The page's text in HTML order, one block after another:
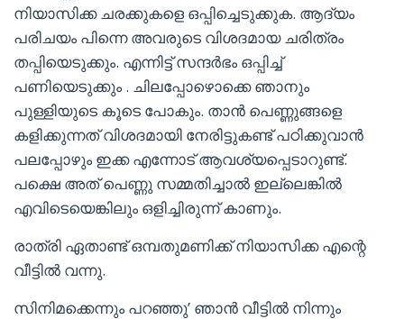
നിയാസിക്ക ചരക്കുകളെ ഒപ്പിച്ചെടുക്കുക. ആദ്യം
പരിചയം പിന്നെ അവരുടെ വിശദമായ ചരിത്രം
തപ്പിയെടുക്കും. എന്നിട്ട് സന്ദർഭം ഒപ്പിച്ച്
പണിയെടുക്കും . ചിലപ്പോഴൊക്കെ ഞാനും
പുള്ളിയുടെ കൂടെ പോകും. താൻ പെണ്ണുങ്ങളെ
കളിക്കുന്നത് വിശദമായി നേരിട്ടുകണ്ട് പഠിക്കുവാൻ
പലപ്പോഴും ഇക്ക എന്നോട് ആവശ്യപ്പെടാറുണ്ട്.
പക്ഷെ അത് പെണ്ണു സമ്മതിച്ചാൽ ഇല്ലെങ്കിൽ
എവിടെയെങ്കിലും ഒളിച്ചിരുന്ന് കാണും.
രാത്രി ഏതാണ്ട് ഒമ്പതുമണിക്ക് നിയാസിക്ക എന്റെ
വീട്ടിൽ വന്നു.
സിനിമക്കെന്നും പറഞ്ഞു’ ഞാൻ വീട്ടിൽ നിന്നും